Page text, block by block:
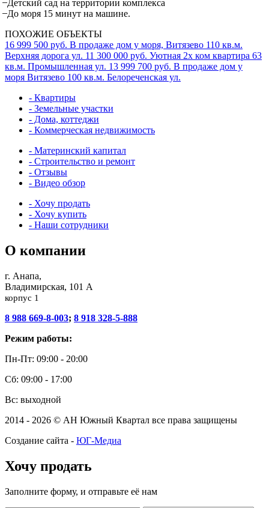
̶ Детский сад на территории комплекса
̶ До моря 15 минут на машине.
ПОХОЖИЕ ОБЪЕКТЫ
16 999 500 руб. В продаже дом у моря, Витязево 110 кв.м.
Верхняя дорога ул. 11 300 000 руб. Уютная 2х ком квартира 63
кв.м. Промышленная ул. 13 999 700 руб. В продаже дом у
моря Витязево 100 кв.м. Белореченская ул.
- Квартиры
- Земельные участки
- Дома, коттеджи
- Коммерческая недвижимость
- Материнский капитал
- Строительство и ремонт
- Отзывы
- Видео обзор
- Хочу продать
- Хочу купить
- Наши сотрудники
О компании
г. Анапа,
Владимирская, 101 А
корпус 1
8 988 669-8-003; 8 918 328-5-888
Режим работы:
Пн-Пт: 09:00 - 20:00
Сб: 09:00 - 17:00
Вс: выходной
2014 - 2026 © АН Южный Квартал все права защищены
Создание сайта - ЮГ-Медиа
Хочу продать
Заполните форму, и отправьте её нам